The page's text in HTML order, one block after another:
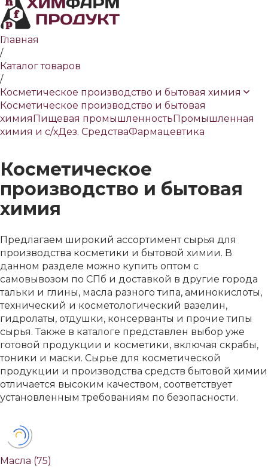
Главная
/
Каталог товаров
/
Косметическое производство и бытовая химия
Косметическое производство и бытовая
химияПищевая промышленностьПромышленная
химия и с/хДез. СредстваФармацевтика
Косметическое
производство и бытовая
химия
Предлагаем широкий ассортимент сырья для
производства косметики и бытовой химии. В
данном разделе можно купить оптом с
самовывозом по СПб и доставкой в другие города
тальки и глины, масла разного типа, аминокислоты,
технический и косметологический вазелин,
гидролаты, отдушки, консерванты и прочие типы
сырья. Также в каталоге представлен выбор уже
готовой продукции и косметики, включая скрабы,
тоники и маски. Сырье для косметической
продукции и производства средств бытовой химии
отличается высоким качеством, соответствует
установленным требованиям по безопасности.
Масла (75)